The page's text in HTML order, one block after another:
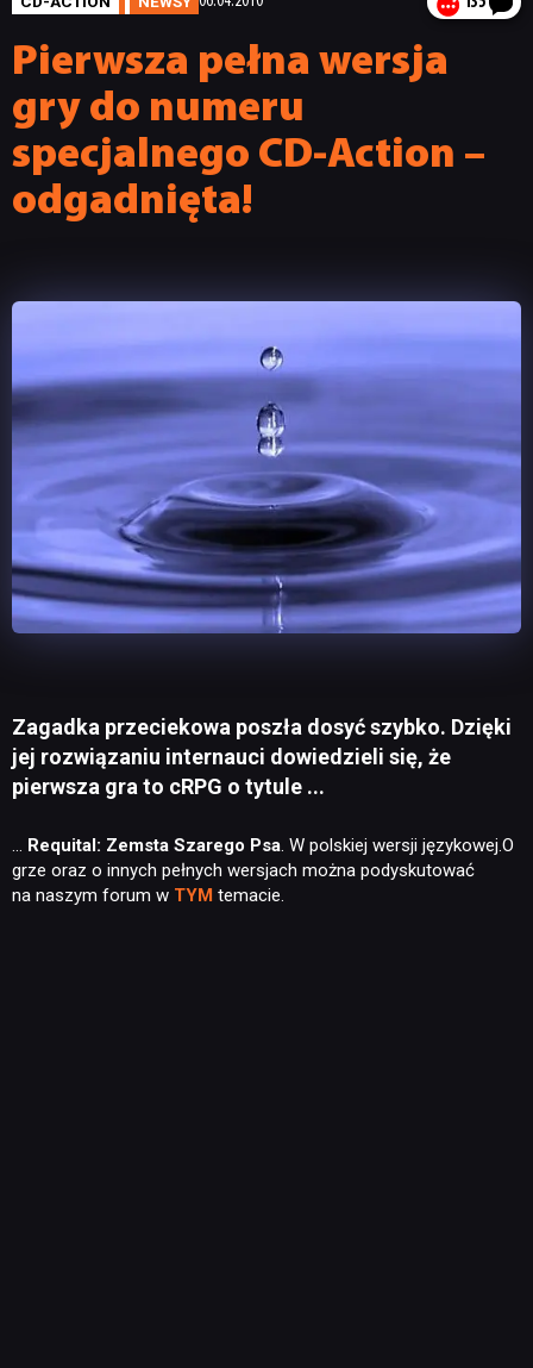
Pierwsza pełna wersja
gry do numeru
specjalnego CD-Action –
odgadnięta!
Zagadka przeciekowa poszła dosyć szybko. Dzięki
jej rozwiązaniu internauci dowiedzieli się, że
pierwsza gra to cRPG o tytule ...
… Requital: Zemsta Szarego Psa. W polskiej wersji językowej.O
grze oraz o innych pełnych wersjach można podyskutować
na naszym forum w TYM temacie.